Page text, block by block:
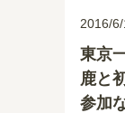
2016/
東京
鹿と
参加